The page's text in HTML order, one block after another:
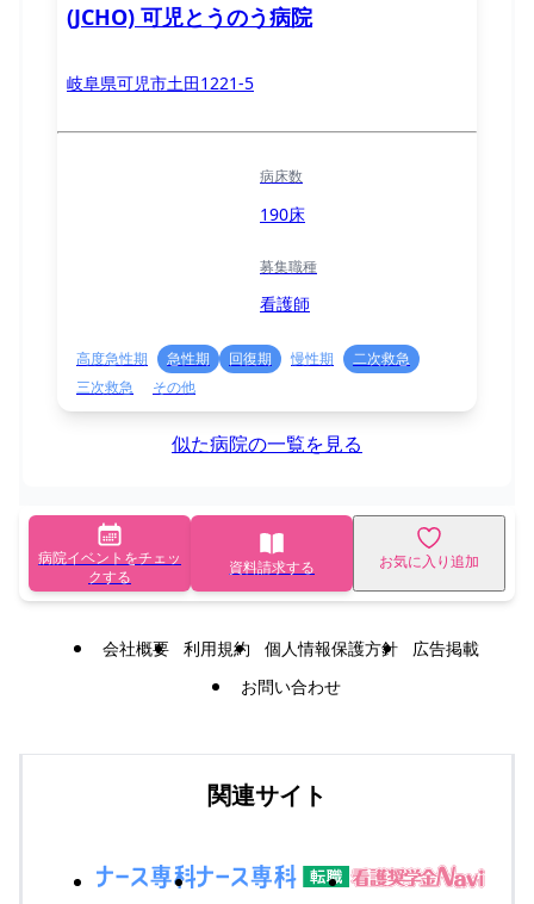
(JCHO) 可児とうのう病院
岐阜県可児市土田1221-5
病床数
190床
募集職種
看護師
高度急性期 急性期 回復期 慢性期
二次救急
三次救急
その他
似た病院の一覧を見る
病院イベントをチェッ
クする
資料請求する お気に入り追加
会社概要 利用規約 個人情報保護方針
広告掲載
お問い合わせ
関連サイト